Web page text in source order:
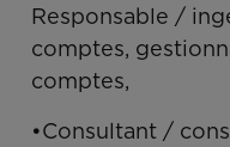
Responsable /
comptes,
comptes,
•Consultant /